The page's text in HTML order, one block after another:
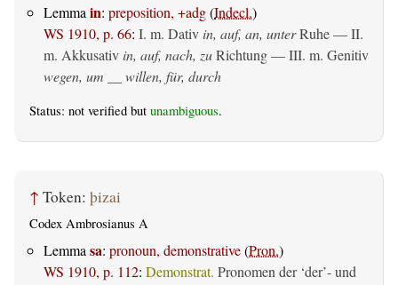
Lemma in: preposition, +adg(Indecl.)
WS 1910, p. 66: I. m. Dativ in, auf, an, unterRuhe — II.
m. Akkusativ in, auf, nach, zuRichtung — III. m. Genitiv
wegen, um __ willen, für, durch
Status: not verified but unambiguous.
↑ Token: þizai
Codex Ambrosianus A
Lemma sa: pronoun, demonstrative(Pron.)
WS 1910, p. 112: Demonstrat. Pronomen der ‘der’- und